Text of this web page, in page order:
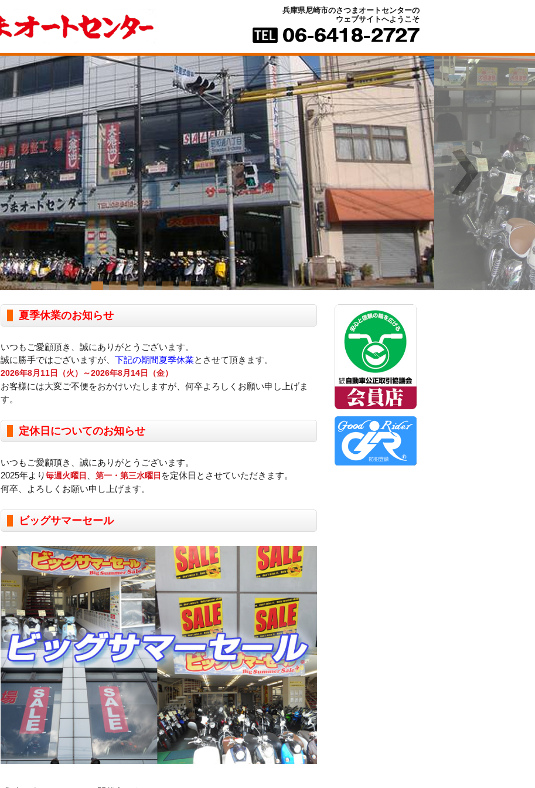
兵庫県尼崎市のさつまオートセンターの
ウェブサイトへようこそ
夏季休業のお知らせ
いつもご愛顧頂き、誠にありがとうございます。
誠に勝手ではございますが、 下記の期間夏季休業とさせて頂きます。
2026年8月11日（火）～2026年8月14日（金）
お客様には大変ご不便をおかけいたしますが、何卒よろしくお願い申し上げま
す。
定休日についてのお知らせ
いつもご愛顧頂き、誠にありがとうございます。
2025年より毎週火曜日 第一・第三水曜日 を定休日とさせていただきます。
何卒、よろしくお願い申し上げます。
ビッグサマーセール